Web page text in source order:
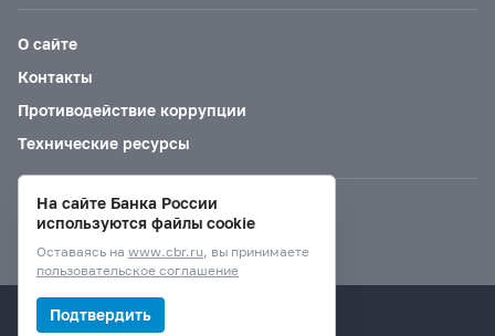
О сайте
Контакты
Противодействие коррупции
Технические ресурсы
Версия для слабовидящих
© Банк России, 2000–2026.
На сайте Банка России
используются файлы cookie
Оставаясь на www.cbr.ru, вы принимаете
пользовательское соглашение
Подтвердить